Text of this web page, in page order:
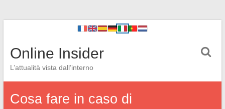
Online Insider
L’attualità vista dall’interno
Cosa fare in caso di